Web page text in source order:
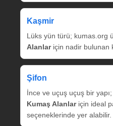
Kaşmir
Lüks yün türü; kumas.org
Alanlariçin nadir bulunan
Şifon
İnce ve uçuş uçuş bir
Kumaş Alanlariçin ideal
seçeneklerinde yer alabilir.